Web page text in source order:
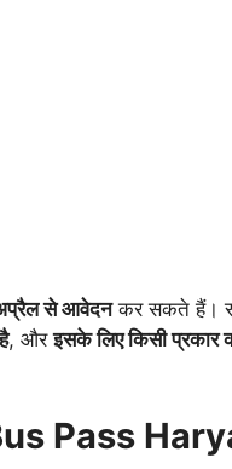
से आवेदनकर सकते हैं।
, औरइसके लिए किसी
Pass